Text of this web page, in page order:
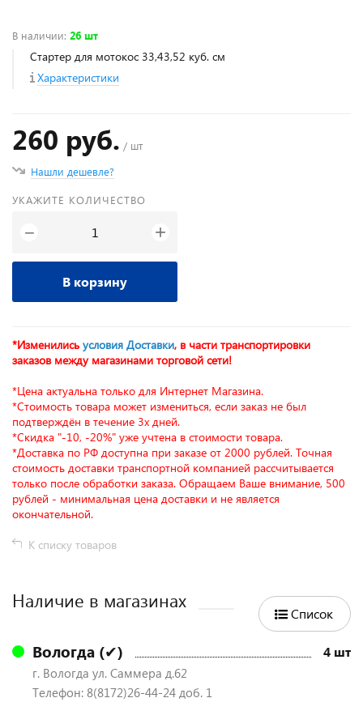
В наличии: 26 шт
Стартер для мотокос 33,43,52 куб. см
Характеристики
260 руб. / шт
Нашли дешевле?
УКАЖИТЕ КОЛИЧЕСТВО
− +
В корзину
*Изменились условия Доставки, в части транспортировки
заказов между магазинами торговой сети!
*Цена актуальна только для Интернет Магазина.
*Стоимость товара может измениться, если заказ не был
подтверждён в течение 3х дней.
*Скидка "-10, -20%" уже учтена в стоимости товара.
*Доставка по РФ доступна при заказе от 2000 рублей. Точная
стоимость доставки транспортной компанией рассчитывается
только после обработки заказа. Обращаем Ваше внимание, 500
рублей - минимальная цена доставки и не является
окончательной.
К списку товаров
Наличие в магазинах
Список
Вологда (✔) 4 шт
г. Вологда ул. Саммера д.62
Телефон: 8(8172)26-44-24 доб. 1